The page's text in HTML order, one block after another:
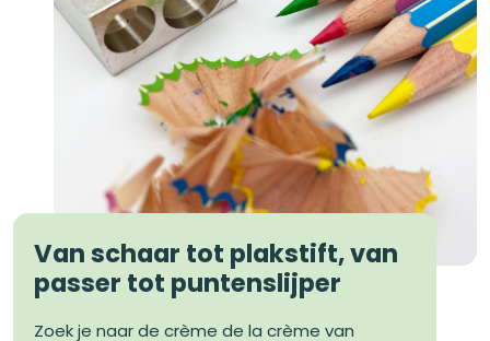
Van schaar tot plakstift, van
passer tot puntenslijper
Zoek je naar de crème de la crème van